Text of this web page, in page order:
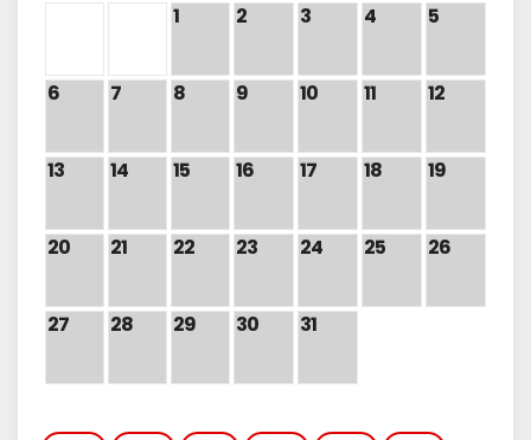
1 2 3 4 5
6 7 8 9 10 11 12
13 14 15 16 17 18 19
20 21 22 23 24 25 26
27 28 29 30 31